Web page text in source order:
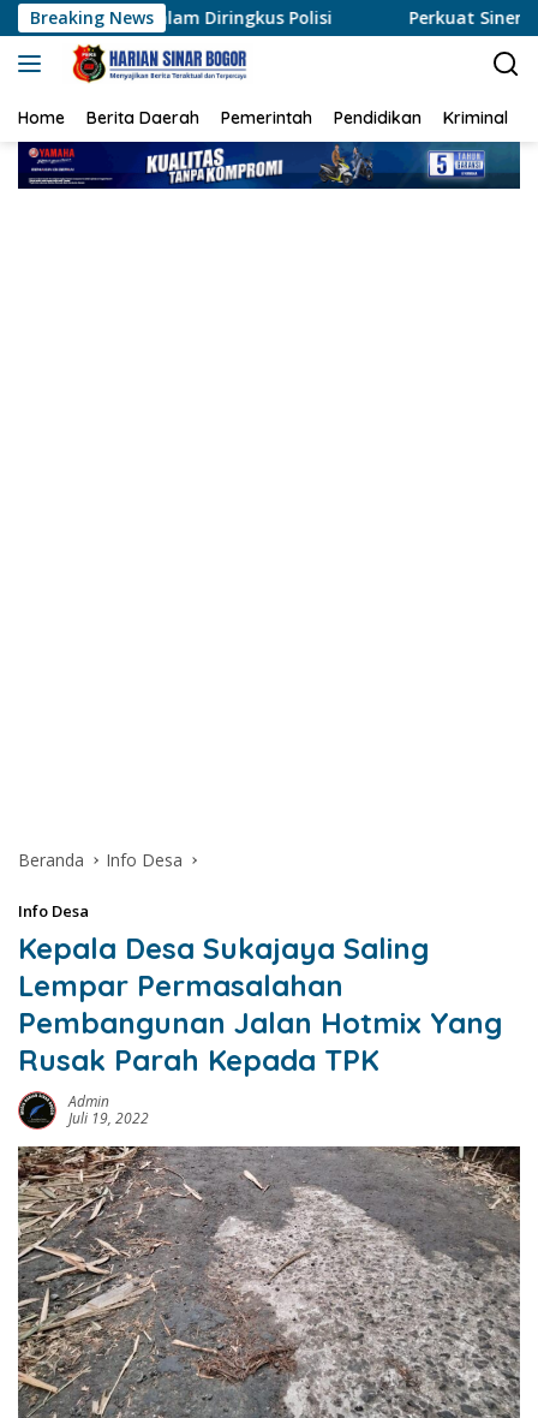
Langsung
ke
konten
Breaking News
Diringkus Polisi Perkuat Sinergi, Polres Rohil
Home Berita Daerah Pemerintah Pendidikan Kriminal
Beranda Info Desa
Info Desa
Kepala Desa Sukajaya Saling
Lempar Permasalahan
Pembangunan Jalan Hotmix Yang
Rusak Parah Kepada TPK
Admin
Juli 19, 2022